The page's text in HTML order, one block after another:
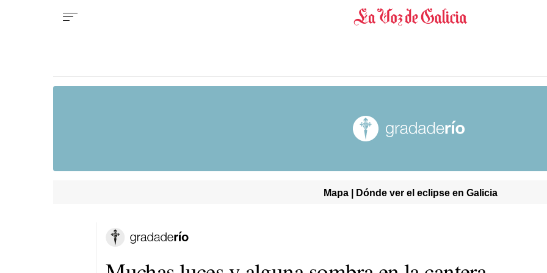
Mapa | Dónde ver el eclipse en Galicia